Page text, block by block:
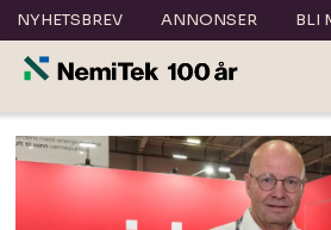
NYHETSBREV ANNONSER BLI